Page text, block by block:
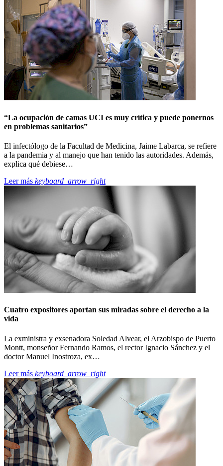
“La ocupación de camas UCI es muy crítica y puede ponernos
en problemas sanitarios”
El infectólogo de la Facultad de Medicina, Jaime Labarca, se refiere
a la pandemia y al manejo que han tenido las autoridades. Además,
explica qué debiese…
Leer más keyboard_arrow_right
Cuatro expositores aportan sus miradas sobre el derecho a la
vida
La exministra y exsenadora Soledad Alvear, el Arzobispo de Puerto
Montt, monseñor Fernando Ramos, el rector Ignacio Sánchez y el
doctor Manuel Inostroza, ex…
Leer más keyboard_arrow_right